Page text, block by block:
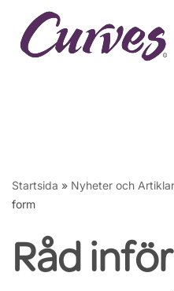
Hoppa
Startsida » Nyheter och Artiklar
form
Råd